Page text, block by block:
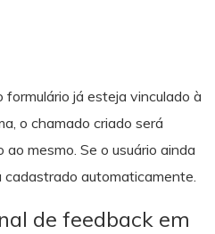
já esteja vinculado à
o chamado criado será
mesmo. Se o usuário ainda
automaticamente.
de feedback em